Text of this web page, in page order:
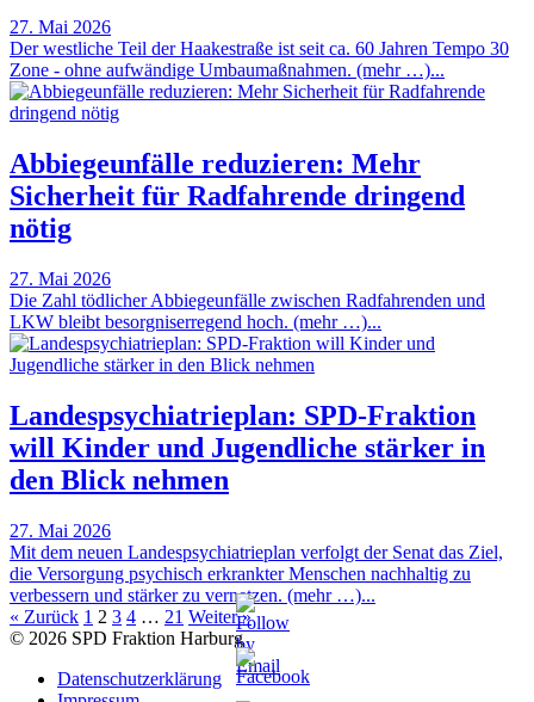
27. Mai 2026
Der westliche Teil der Haakestraße ist seit ca. 60 Jahren Tempo 30
Zone - ohne aufwändige Umbaumaßnahmen. (mehr …)...
Abbiegeunfälle reduzieren: Mehr
Sicherheit für Radfahrende dringend
nötig
27. Mai 2026
Die Zahl tödlicher Abbiegeunfälle zwischen Radfahrenden und
LKW bleibt besorgniserregend hoch. (mehr …)...
Landespsychiatrieplan: SPD-Fraktion
will Kinder und Jugendliche stärker in
den Blick nehmen
27. Mai 2026
Mit dem neuen Landespsychiatrieplan verfolgt der Senat das Ziel,
die Versorgung psychisch erkrankter Menschen nachhaltig zu
verbessern und stärker zu vernetzen. (mehr …)...
« Zurück 1 2 3 4 … 21 Weiter »
© 2026 SPD Fraktion Harburg
Datenschutzerklärung